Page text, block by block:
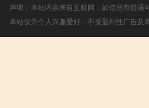
声明：本站内容来自互联网，如信息有错
本站仅为个人兴趣爱好，不接盈利性广告及